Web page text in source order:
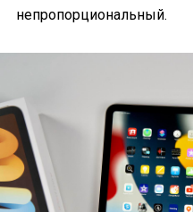
непропорциональный.